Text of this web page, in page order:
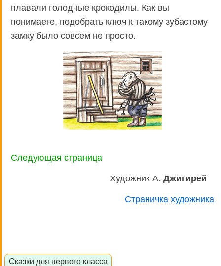
плавали голодные крокодилы. Как вы
понимаете, подобрать ключ к такому зубастому
замку было совсем не просто.
Следующая страница
Художник А. Джигирей
Страничка художника
Сказки для первого класса